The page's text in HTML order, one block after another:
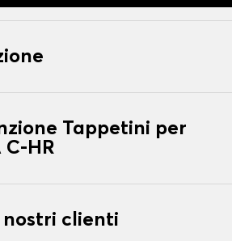
Tappetini per
C-HR
nostri clienti